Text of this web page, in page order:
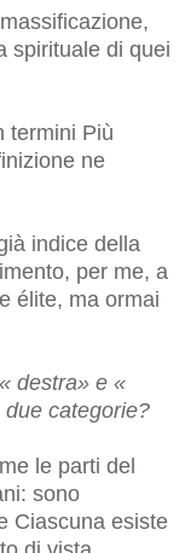
spirituale di quei
termini Più
ne
indice della
per me, a
élite, ma ormai
destra» e «
categorie?
le parti del
sono
Ciascuna esiste